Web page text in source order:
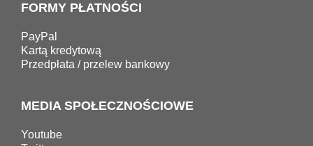
FORMY PŁATNOŚCI
PayPal
Kartą kredytową
Przedpłata / przelew bankowy
MEDIA SPOŁECZNOŚCIOWE
Youtube